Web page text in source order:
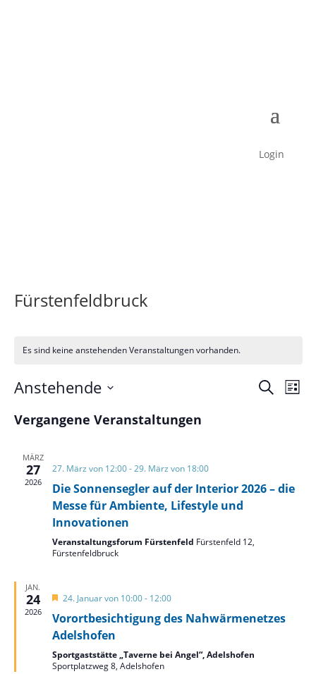
Login
Fürstenfeldbruck
Es sind keine anstehenden Veranstaltungen vorhanden.
SucheListe
Anstehende
wählen.
Vergangene Veranstaltungen
MÄRZ
27
2026
27. März von 12:00-29. März von 18:00
Die Sonnensegler auf der Interior 2026 – die
Messe für Ambiente, Lifestyle und
Innovationen
Veranstaltungsforum Fürstenfeld Fürstenfeld 12,
Fürstenfeldbruck
JAN.
24
2026
Hervorgehoben
24. Januar von 10:00- 12:00
Vorortbesichtigung des Nahwärmenetzes
Adelshofen
Sportgaststätte „Taverne bei Angel“, Adelshofen
Sportplatzweg 8, Adelshofen